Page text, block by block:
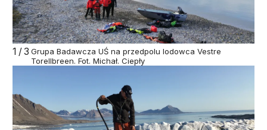
1/3 Grupa Badawcza UŚ na przedpolu lodowca Vestre
Torellbreen. Fot. Michał. Ciepły